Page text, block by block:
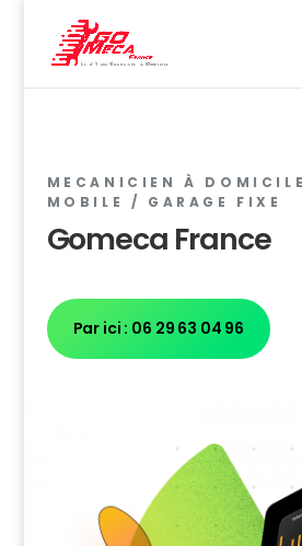
MECANICIEN À
MOBILE / GARAGE FIXE
Gomeca France
Par ici : 06 29 63 04 96